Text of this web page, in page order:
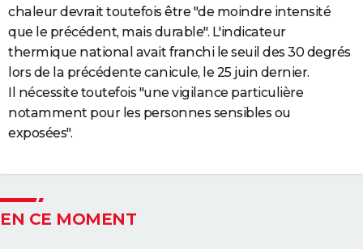
chaleur devrait toutefois être "de moindre intensité
que le précédent, mais durable". L'indicateur
thermique national avait franchi le seuil des 30 degrés
lors de la précédente canicule, le 25 juin dernier.
Il nécessite toutefois "une vigilance particulière
notamment pour les personnes sensibles ou
exposées".
EN CE MOMENT